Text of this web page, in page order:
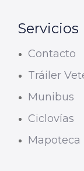
Servicios
Contacto
Tráiler
Munibus
Ciclovías
Mapoteca